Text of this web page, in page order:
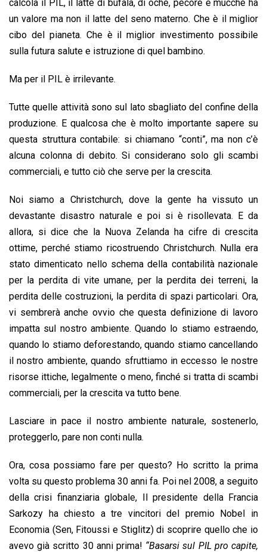
calcola il PIL, il latte di bufala, di oche, pecore e mucche ha
un valore ma non il latte del seno materno. Che è il miglior
cibo del pianeta. Che è il miglior investimento possibile
sulla futura salute e istruzione di quel bambino.
Ma per il PIL è irrilevante.
Tutte quelle attività sono sul lato sbagliato del confine della
produzione. E qualcosa che è molto importante sapere su
questa struttura contabile: si chiamano “conti”, ma non c’è
alcuna colonna di debito. Si considerano solo gli scambi
commerciali, e tutto ciò che serve per la crescita.
Noi siamo a Christchurch, dove la gente ha vissuto un
devastante disastro naturale e poi si è risollevata. E da
allora, si dice che la Nuova Zelanda ha cifre di crescita
ottime, perché stiamo ricostruendo Christchurch. Nulla era
stato dimenticato nello schema della contabilità nazionale
per la perdita di vite umane, per la perdita dei terreni, la
perdita delle costruzioni, la perdita di spazi particolari. Ora,
vi sembrerà anche ovvio che questa definizione di lavoro
impatta sul nostro ambiente. Quando lo stiamo estraendo,
quando lo stiamo deforestando, quando stiamo cancellando
il nostro ambiente, quando sfruttiamo in eccesso le nostre
risorse ittiche, legalmente o meno, finché si tratta di scambi
commerciali, per la crescita va tutto bene.
Lasciare in pace il nostro ambiente naturale, sostenerlo,
proteggerlo, pare non conti nulla.
Ora, cosa possiamo fare per questo? Ho scritto la prima
volta su questo problema 30 anni fa. Poi nel 2008, a seguito
della crisi finanziaria globale, Il presidente della Francia
Sarkozy ha chiesto a tre vincitori del premio Nobel in
Economia (Sen, Fitoussi e Stiglitz) di scoprire quello che io
avevo già scritto 30 anni prima! “Basarsi sul PIL pro capite,